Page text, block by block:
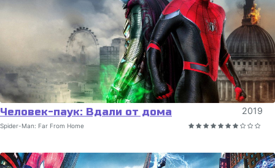
Человек-паук: Вдали от дома 2019
Spider-Man: Far From Home